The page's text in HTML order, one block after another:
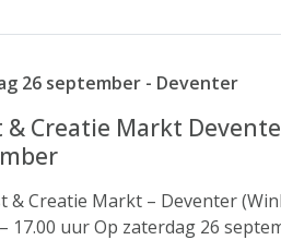
26 september - Deventer
& Creatie Markt
& Creatie Markt – Deventer
17.00 uur Op zaterdag 26